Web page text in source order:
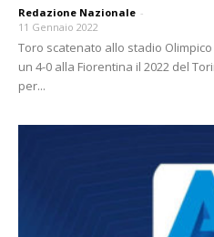
Redazione Nazionale -
11 Gennaio 2022
Toro scatenato allo stadio
un 4-0 alla Fiorentina il 2022 del
per...